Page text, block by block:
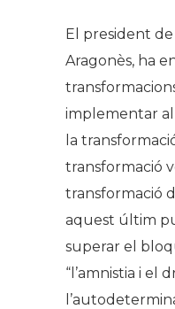
El president
Aragonès, ha
implementar
la
transformació
transformació
aquest últim
superar el
“l’amnistia i el